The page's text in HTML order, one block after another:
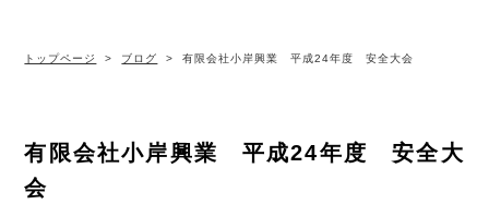
トップページ ブログ 有限会社小岸興業 平成24年度 安全大会
有限会社小岸興業 平成24年度 安全大
会